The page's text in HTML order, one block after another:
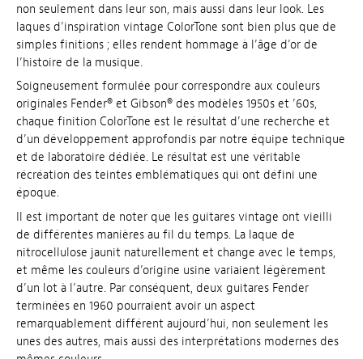
non seulement dans leur son, mais aussi dans leur look. Les
laques d’inspiration vintage ColorTone sont bien plus que de
simples finitions ; elles rendent hommage à l’âge d’or de
l’histoire de la musique.
Soigneusement formulée pour correspondre aux couleurs
originales Fender® et Gibson® des modèles 1950s et ’60s,
chaque finition ColorTone est le résultat d’une recherche et
d’un développement approfondis par notre équipe technique
et de laboratoire dédiée. Le résultat est une véritable
récréation des teintes emblématiques qui ont défini une
époque.
Il est important de noter que les guitares vintage ont vieilli
de différentes manières au fil du temps. La laque de
nitrocellulose jaunit naturellement et change avec le temps,
et même les couleurs d’origine usine variaient légèrement
d’un lot à l’autre. Par conséquent, deux guitares Fender
terminées en 1960 pourraient avoir un aspect
remarquablement différent aujourd’hui, non seulement les
unes des autres, mais aussi des interprétations modernes des